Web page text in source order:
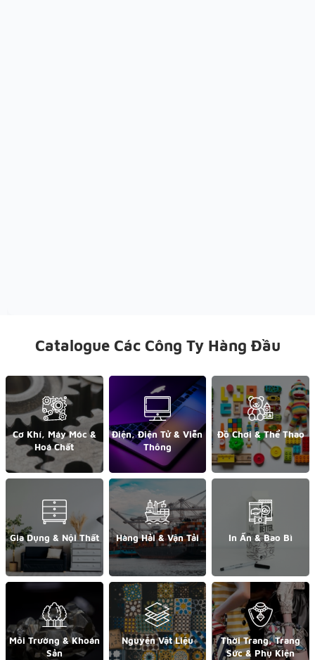
Catalogue Các Công Ty Hàng Đầu
Cơ Khí, Máy Móc &
Hoá Chất
Điện, Điện Tử & Viễn
Thông
Đồ Chơi & Thể Thao
Gia Dụng & Nội Thất Hàng Hải & Vận Tải In Ấn & Bao Bì
Môi Trường & Khoán
Sản
Nguyên Vật Liệu
Thời Trang, Trang
Sức & Phụ Kiện